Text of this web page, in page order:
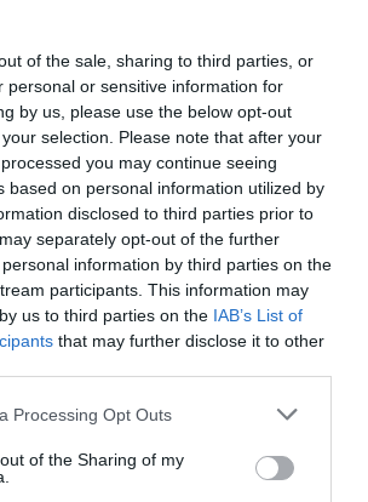
of the sale, sharing to third parties, or
personal or sensitive information for
by us, please use the below opt-out
selection. Please note that after your
you may continue seeing
based on personal information utilized by
disclosed to third parties prior to
separately opt-out of the further
information by third parties on the
participants. This information may
us to third parties on the IAB’s List of
that may further disclose it to other
website/app uses one or more Google
visit or usage behaviour. You may click to
to Google and its third-party tags to
Processing Opt Outs
of the Sharing of my
és az ipari kereslet csökkenése mellett
amelynek eredményeként
fölgáz termékárak, a hazai felhasználás